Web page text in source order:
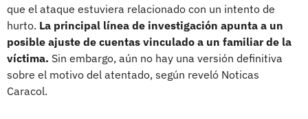
que el ataque estuviera relacionado con un intento de
hurto. La principal línea de investigación apunta a un
posible ajuste de cuentas vinculado a un familiar de la
víctima. Sin embargo, aún no hay una versión definitiva
sobre el motivo del atentado, según reveló Noticas
Caracol.